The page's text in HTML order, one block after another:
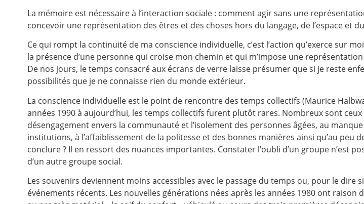
La mémoire est nécessaire à l’interaction sociale : comment agir sans une
concevoir une représentation des êtres et des choses hors du langage, de l’espace et
Ce qui rompt la continuité de ma conscience individuelle, c’est l’action qu’exerce sur
la présence d’une personne qui croise mon chemin et qui m’impose une
De nos jours, le temps consacré aux écrans de verre laisse présumer que si je reste
possibilités que je ne connaisse rien du monde extérieur.
La conscience individuelle est le point de rencontre des temps collectifs (Maurice
années 1990 à aujourd’hui, les temps collectifs furent plutôt rares. Nombreux sont
désengagement envers la communauté et l’isolement des personnes âgées, au
institutions, à l’affaiblissement de la politesse et des bonnes manières ainsi qu’au peu
conclure ? Il en ressort des nuances importantes. Constater l’oubli d’un groupe n’est
d’un autre groupe social.
Les souvenirs deviennent moins accessibles avec le passage du temps ou, pour le dire
événements récents. Les nouvelles générations nées après les années 1980 ont